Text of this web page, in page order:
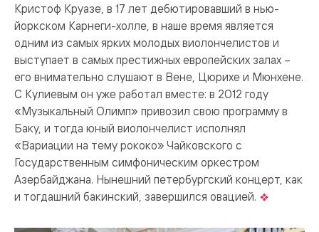
Кристоф Круазе, в 17 лет дебютировавший в нью-
йоркском Карнеги-холле, в наше время является
одним из самых ярких молодых виолончелистов и
выступает в самых престижных европейских залах –
его внимательно слушают в Вене, Цюрихе и Мюнхене.
С Кулиевым он уже работал вместе: в 2012 году
«Музыкальный Олимп» привозил свою программу в
Баку, и тогда юный виолончелист исполнял
«Вариации на тему рококо» Чайковского с
Государственным симфоническим оркестром
Азербайджана. Нынешний петербургский концерт, как
и тогдашний бакинский, завершился овацией.